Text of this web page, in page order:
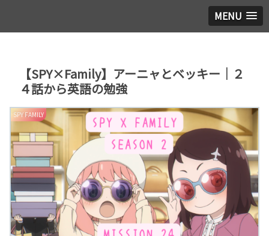
MENU
【SPY×Family】アーニャとベッキー｜２
４話から英語の勉強
SPY FAMILY